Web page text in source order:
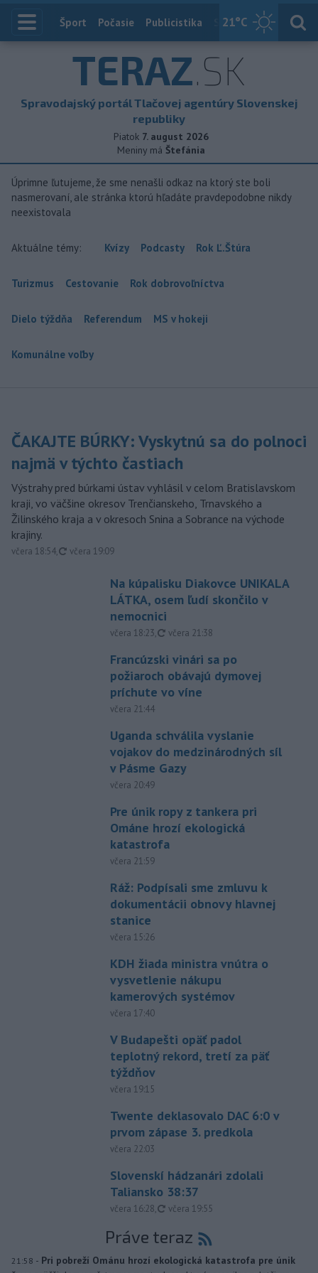
21°C
Index
Šport Počasie Publicistika Slovensko
TERAZ.SK
Spravodajský portál Tlačovej agentúry Slovenskej
republiky
Piatok 7. august 2026
Meniny má Štefánia
Úprimne ľutujeme, že sme nenašli odkaz na ktorý ste boli
nasmerovaní, ale stránka ktorú hľadáte pravdepodobne nikdy
neexistovala
Aktuálne témy: Kvízy Podcasty Rok Ľ.Štúra
Turizmus Cestovanie Rok dobrovoľníctva
Dielo týždňa Referendum MS v hokeji
Komunálne voľby
ČAKAJTE BÚRKY: Vyskytnú sa do polnoci
najmä v týchto častiach
Výstrahy pred búrkami ústav vyhlásil v celom Bratislavskom
kraji, vo väčšine okresov Trenčianskeho, Trnavského a
Žilinského kraja a v okresoch Snina a Sobrance na východe
krajiny.
včera 18:54, aktualizované
včera 19:09
Na kúpalisku Diakovce UNIKALA
LÁTKA, osem ľudí skončilo v
nemocnici
včera 18:23, aktualizované
včera 21:38
Francúzski vinári sa po
požiaroch obávajú dymovej
príchute vo víne
včera 21:44
Uganda schválila vyslanie
vojakov do medzinárodných síl
v Pásme Gazy
včera 20:49
Pre únik ropy z tankera pri
Ománe hrozí ekologická
katastrofa
včera 21:59
Ráž: Podpísali sme zmluvu k
dokumentácii obnovy hlavnej
stanice
včera 15:26
KDH žiada ministra vnútra o
vysvetlenie nákupu
kamerových systémov
včera 17:40
V Budapešti opäť padol
teplotný rekord, tretí za päť
týždňov
včera 19:15
Twente deklasovalo DAC 6:0 v
prvom zápase 3. predkola
včera 22:03
Slovenskí hádzanári zdolali
Taliansko 38:37
včera 16:28, aktualizované
včera 19:55
Práve teraz
21:58 - Pri pobreží Ománu hrozí ekologická katastrofa pre únik